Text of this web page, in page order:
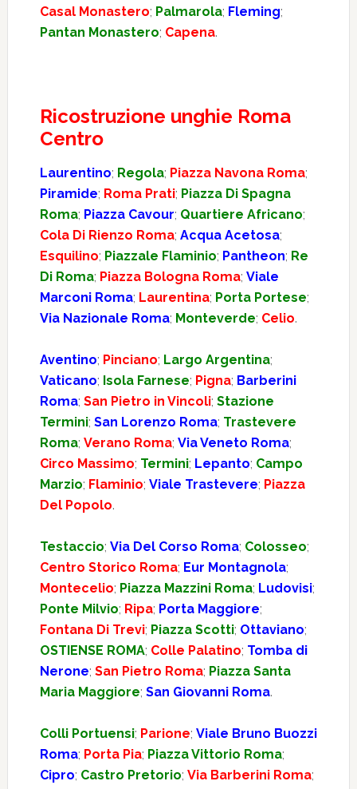
Casal Monastero; Palmarola; Fleming;
Pantan Monastero; Capena.
Ricostruzione unghie Roma
Centro
Laurentino; Regola; Piazza Navona Roma;
Piramide; Roma Prati; Piazza Di Spagna
Roma; Piazza Cavour; Quartiere Africano;
Cola Di Rienzo Roma; Acqua Acetosa;
Esquilino; Piazzale Flaminio; Pantheon; Re
Di Roma; Piazza Bologna Roma; Viale
Marconi Roma; Laurentina; Porta Portese;
Via Nazionale Roma; Monteverde; Celio.
Aventino; Pinciano; Largo Argentina;
Vaticano; Isola Farnese; Pigna; Barberini
Roma; San Pietro in Vincoli; Stazione
Termini; San Lorenzo Roma; Trastevere
Roma; Verano Roma; Via Veneto Roma;
Circo Massimo; Termini; Lepanto; Campo
Marzio; Flaminio; Viale Trastevere; Piazza
Del Popolo.
Testaccio; Via Del Corso Roma; Colosseo;
Centro Storico Roma; Eur Montagnola;
Montecelio; Piazza Mazzini Roma; Ludovisi;
Ponte Milvio; Ripa; Porta Maggiore;
Fontana Di Trevi; Piazza Scotti; Ottaviano;
OSTIENSE ROMA; Colle Palatino; Tomba di
Nerone; San Pietro Roma; Piazza Santa
Maria Maggiore; San Giovanni Roma.
Colli Portuensi; Parione; Viale Bruno Buozzi
Roma; Porta Pia; Piazza Vittorio Roma;
Cipro; Castro Pretorio; Via Barberini Roma;